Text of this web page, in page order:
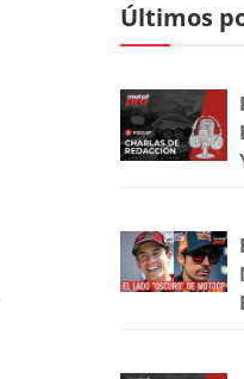
Últimos